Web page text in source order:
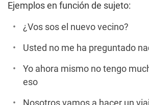
Ejemplos en función de sujeto:
¿Vos sos el nuevo vecino?
Usted no me ha preguntado
Yo ahora mismo no tengo
eso